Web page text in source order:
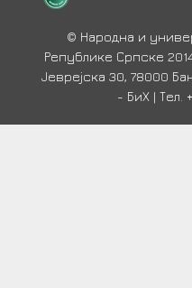
© Народна и
Републике Српске
Јеврејска 30, 78000
- БиХ | Тел.